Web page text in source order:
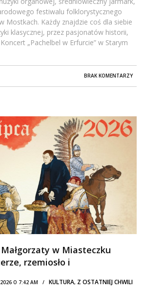
festiwalu folklorystycznego
Mostkach. Każdy znajdzie coś dla siebie
klasycznej, przez pasjonatów historii,
„Pachelbel w Erfurcie” w Starym
BRAK KOMENTARZY
w Miasteczku
rzemiosło i
2026 O 7:42 AM / KULTURA, Z OSTATNIEJ CHWILI